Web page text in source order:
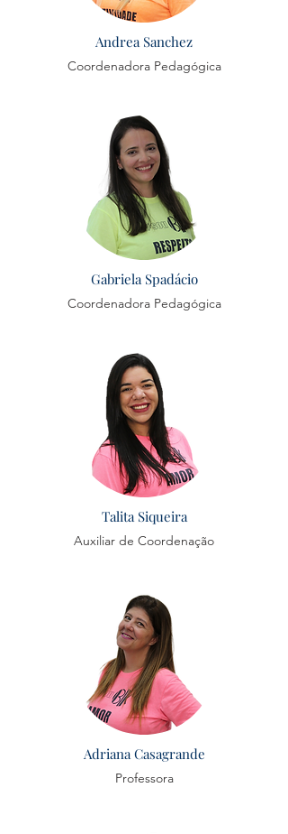
Andrea Sanchez
Coordenadora Pedagógica
Gabriela Spadácio
Coordenadora Pedagógica
Talita Siqueira
Auxiliar de Coordenação
Adriana Casagrande
Professora